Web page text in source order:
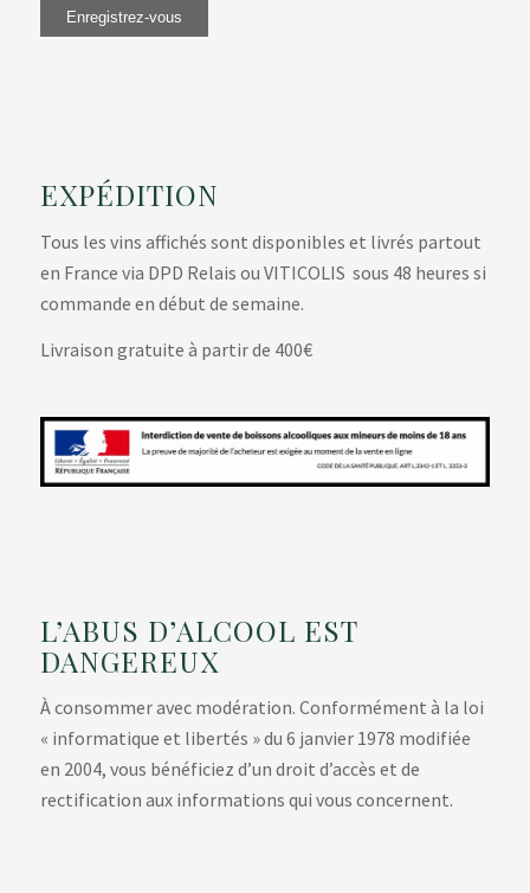
EXPÉDITION
Tous les vins affichés sont disponibles et livrés partout
en France via DPD Relais ou VITICOLIS sous 48 heures si
commande en début de semaine.
Livraison gratuite à partir de 400€
L’ABUS D’ALCOOL EST
DANGEREUX
À consommer avec modération. Conformément à la loi
« informatique et libertés » du 6 janvier 1978 modifiée
en 2004, vous bénéficiez d’un droit d’accès et de
rectification aux informations qui vous concernent.